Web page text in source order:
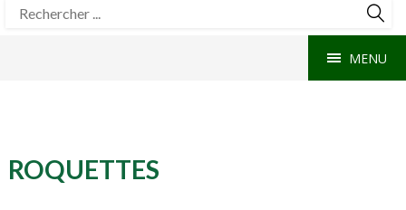
MENU
ROQUETTES